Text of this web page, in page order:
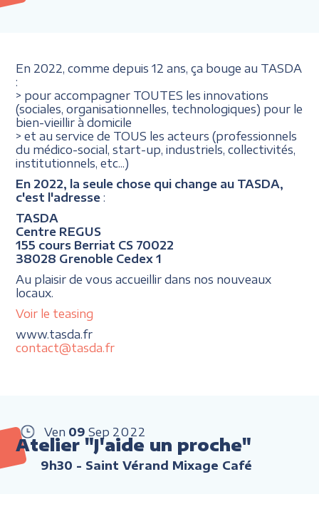
En 2022, comme depuis 12 ans, ça bouge au TASDA
:
> pour accompagner TOUTES les innovations
(sociales, organisationnelles, technologiques) pour le
bien-vieillir à domicile
> et au service de TOUS les acteurs (professionnels
du médico-social, start-up, industriels, collectivités,
institutionnels, etc...)
En 2022, la seule chose qui change au TASDA,
c'est l'adresse:
TASDA
Centre REGUS
155 cours Berriat CS 70022
38028 Grenoble Cedex 1
Au plaisir de vous accueillir dans nos nouveaux
locaux.
Voir le teasing
www.tasda.fr
contact@tasda.fr
Ven 09 Sep 2022
Atelier "J'aide un proche"
9h30 - Saint Vérand Mixage Café